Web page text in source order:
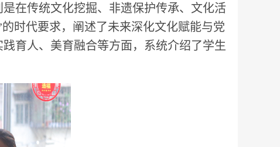
在传统文化挖掘、非遗保护传承、文化活
时代要求，阐述了未来深化文化赋能与党
育人、美育融合等方面，系统介绍了学生